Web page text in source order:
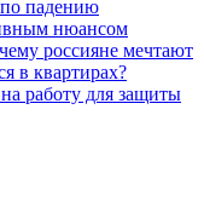
падению
нюансом
россияне мечтают
в квартирах?
работу для защиты